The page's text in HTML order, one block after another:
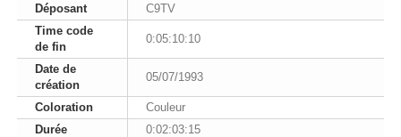
Déposant
C9TV
Time code
de fin
0:05:10:10
Date de
création
05/07/1993
Coloration
Couleur
Durée
0:02:03:15